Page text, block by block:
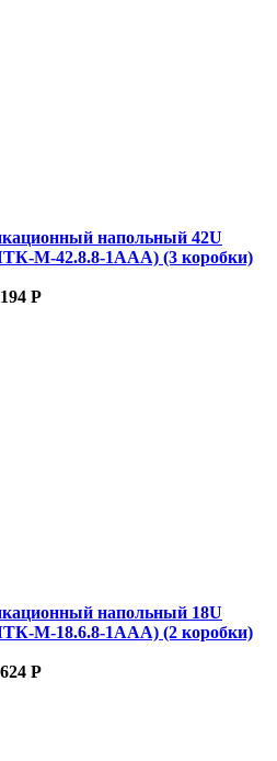
напольный 42U
М-42.8.8-1ААА) (3 коробки)
Р
напольный 18U
М-18.6.8-1AAA) (2 коробки)
Р